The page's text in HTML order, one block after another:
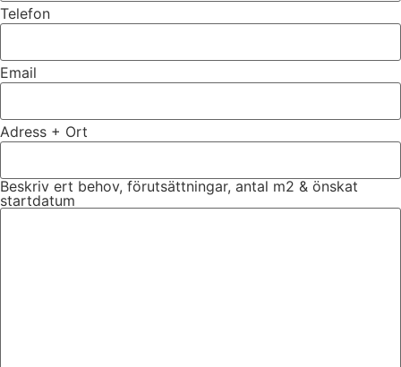
Telefon
Email
Adress + Ort
Beskriv ert behov, förutsättningar, antal m2 & önskat
startdatum